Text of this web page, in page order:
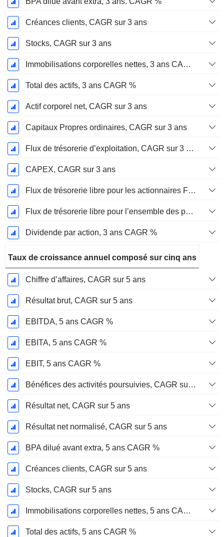
Créances clients, CAGR sur 3 ans
Stocks, CAGR sur 3 ans
Immobilisations corporelles nettes, 3 ans CAGR %
Total des actifs, 3 ans CAGR %
Actif corporel net, CAGR sur 3 ans
Capitaux Propres ordinaires, CAGR sur 3 ans
Flux de trésorerie d’exploitation, CAGR sur 3 ans
CAPEX, CAGR sur 3 ans
Flux de trésorerie libre pour les actionnaires FCFE, CAGR sur 3 ans
Flux de trésorerie libre pour l’ensemble des pourvoyeurs de fonds (créanciers et actionnaires) FCFF, CAGR sur 3 ans
Dividende par action, 3 ans CAGR %
Taux de croissance annuel composé sur cinq ans
Chiffre d’affaires, CAGR sur 5 ans
Résultat brut, CAGR sur 5 ans
EBITDA, 5 ans CAGR %
EBITA, 5 ans CAGR %
EBIT, 5 ans CAGR %
Bénéfices des activités poursuivies, CAGR sur 5 ans
Résultat net, CAGR sur 5 ans
Résultat net normalisé, CAGR sur 5 ans
BPA dilué avant extra, 5 ans CAGR %
Créances clients, CAGR sur 5 ans
Stocks, CAGR sur 5 ans
Immobilisations corporelles nettes, 5 ans CAGR %
Total des actifs, 5 ans CAGR %